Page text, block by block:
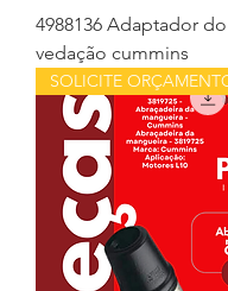
4988136 Adaptador
vedação cummins
SOLICITE